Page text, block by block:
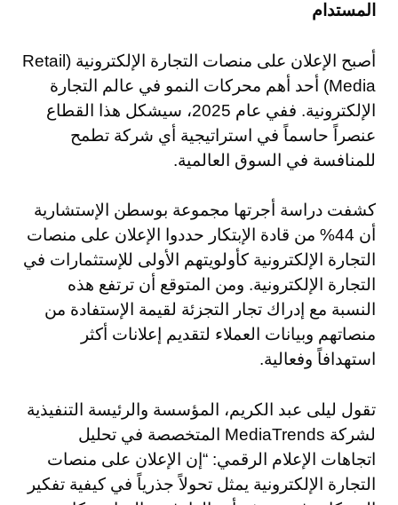
المستدام
أصبح الإعلان على منصات التجارة الإلكترونية (Retail
Media) أحد أهم محركات النمو في عالم التجارة
الإلكترونية. ففي عام 2025، سيشكل هذا القطاع
عنصراً حاسماً في استراتيجية أي شركة تطمح
للمنافسة في السوق العالمية.
كشفت دراسة أجرتها مجموعة بوسطن الإستشارية
أن 44% من قادة الإبتكار حددوا الإعلان على منصات
التجارة الإلكترونية كأولويتهم الأولى للإستثمارات في
التجارة الإلكترونية. ومن المتوقع أن ترتفع هذه
النسبة مع إدراك تجار التجزئة لقيمة الإستفادة من
منصاتهم وبيانات العملاء لتقديم إعلانات أكثر
استهدافاً وفعالية.
تقول ليلى عبد الكريم، المؤسسة والرئيسة التنفيذية
لشركة MediaTrends المتخصصة في تحليل
اتجاهات الإعلام الرقمي: “إن الإعلان على منصات
التجارة الإلكترونية يمثل تحولاً جذرياً في كيفية تفكير